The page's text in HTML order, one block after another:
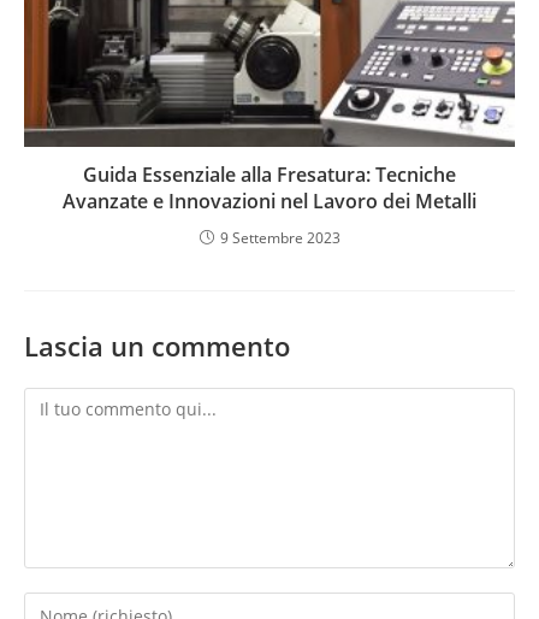
Guida Essenziale alla Fresatura: Tecniche
Avanzate e Innovazioni nel Lavoro dei Metalli
9 Settembre 2023
Lascia un commento
Commento
Inserisci